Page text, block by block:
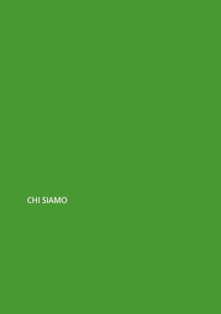
CHI SIAMO